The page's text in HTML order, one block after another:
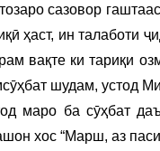
сазовор
ҳаст, ин талаботи
вақте ки тариқи
шудам, устод
маро ба сӯҳбат
хос “Марш, аз